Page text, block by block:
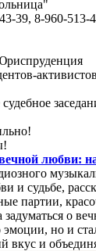
39, 8-960-513-
активистов
любви:
и судьбе,
партии,
задуматься о
но и
вкус и